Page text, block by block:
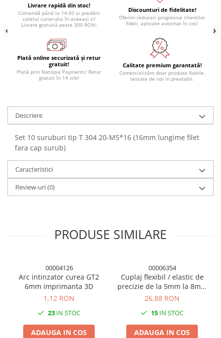
Ecrane LCD, TFT, OLED
Motoare si variatoare
Variatoare turatie motoare
Surse de alimentare
Alimentatoare AC-DC
Invertoare DC-AC
Panouri solare
Scule si aparate de masura
Aparate de masura si testare
Scule manuale si electrice
Lipit si accesorii lipit
Cabluri, conectori si izolatie
Cabluri si adaptoare
Componente electronice
Rezistente si termistori
Livrare rapidă din stoc!
Comandă până la 14:00 și predăm
coletul curierului în aceeași zi!
Livrare gratuită peste 300 RON!
Discounturi de fidelitate!
Oferim reduceri progresive clienților
fideli, aplicate automat în coș!
Plată online securizată și retur
gratuit!
Plată prin Netopia Payments! Retur
gratuit în 14 zile!
Calitate premium garantată!
Comercializăm doar produse fiabile,
testate de noi in prealabil.
Descriere
Set 10 suruburi tip T 304 20-M5*16 (16mm lungime filet
fara cap surub)
Caracteristici
Review-uri(0)
PRODUSE SIMILARE
00004126
Arc intinzator curea GT2
6mm imprimanta 3D
1,12 RON
23 IN STOC
ADAUGA IN COS
00006354
Cuplaj flexibil / elastic de
precizie de la 5mm la 8mm
imprimanta 3D
26,88 RON
15 IN STOC
ADAUGA IN COS